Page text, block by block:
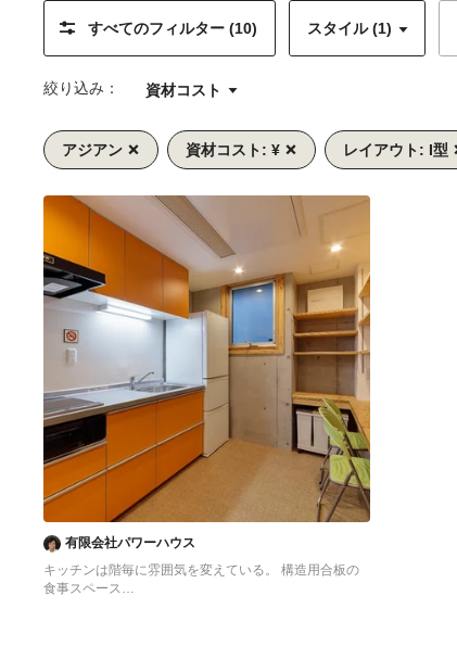
すべてのフィルター (10) スタイル (1)
絞り込み： 資材コスト
アジアン 資材コスト: ¥ レイアウト: I型
へ
へ
有限会社パワーハウス
キッチンは階毎に雰囲気を変えている。 構造用合板の
食事スペース